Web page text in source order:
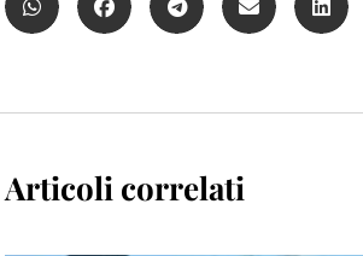
Articoli correlati